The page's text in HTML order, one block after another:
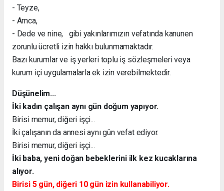
- Teyze,
- Amca,
- Dede ve nine, gibi yakınlarımızın vefatında kanunen
zorunlu ücretli izin hakkı bulunmamaktadır.
Bazı kurumlar ve iş yerleri toplu iş sözleşmeleri veya
kurum içi uygulamalarla ek izin verebilmektedir.
Düşünelim...
İki kadın çalışan aynı gün doğum yapıyor.
Birisi memur, diğeri işçi...
İki çalışanın da annesi aynı gün vefat ediyor.
Birisi memur, diğeri işçi...
İki baba, yeni doğan bebeklerini ilk kez kucaklarına
alıyor.
Birisi 5 gün, diğeri 10 gün izin kullanabiliyor.